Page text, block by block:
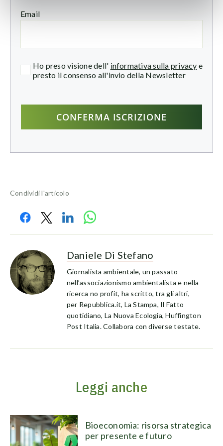
Email
Ho preso visione dell' informativa sulla privacy e
presto il consenso all'invio della Newsletter
Condividi l'articolo
Daniele Di Stefano
Giornalista ambientale, un passato
nell’associazionismo ambientalista e nella
ricerca no profit, ha scritto, tra gli altri,
per Repubblica.it, La Stampa, Il Fatto
quotidiano, La Nuova Ecologia, Huffington
Post Italia. Collabora con diverse testate.
Leggi anche
Bioeconomia: risorsa strategica
per presente e futuro